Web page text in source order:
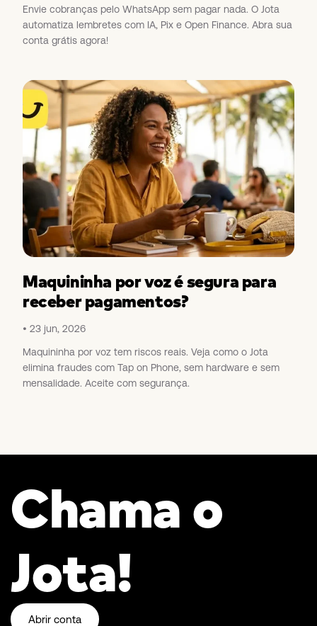
Envie cobranças pelo WhatsApp sem pagar nada. O Jota
automatiza lembretes com IA, Pix e Open Finance. Abra sua
conta grátis agora!
Maquininha por voz é segura para
receber pagamentos?
23 jun, 2026
Maquininha por voz tem riscos reais. Veja como o Jota
elimina fraudes com Tap on Phone, sem hardware e sem
mensalidade. Aceite com segurança.
Chama o
Jota!
Abrir conta